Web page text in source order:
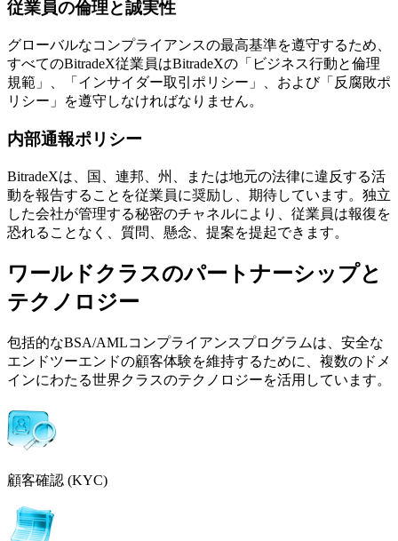
従業員の倫理と誠実性
グローバルなコンプライアンスの最高基準を遵守するため、
すべてのBitradeX従業員はBitradeXの「ビジネス行動と倫理
規範」、「インサイダー取引ポリシー」、および「反腐敗ポ
リシー」を遵守しなければなりません。
内部通報ポリシー
BitradeXは、国、連邦、州、または地元の法律に違反する活
動を報告することを従業員に奨励し、期待しています。独立
した会社が管理する秘密のチャネルにより、従業員は報復を
恐れることなく、質問、懸念、提案を提起できます。
ワールドクラスのパートナーシップと
テクノロジー
包括的なBSA/AMLコンプライアンスプログラムは、安全な
エンドツーエンドの顧客体験を維持するために、複数のドメ
インにわたる世界クラスのテクノロジーを活用しています。
顧客確認 (KYC)